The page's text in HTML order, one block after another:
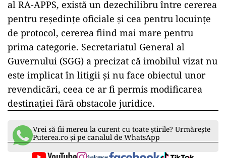
al RA-APPS, există un dezechilibru între cererea
pentru reședințe oficiale și cea pentru locuințe
de protocol, cererea fiind mai mare pentru
prima categorie. Secretariatul General al
Guvernului (SGG) a precizat că imobilul vizat nu
este implicat în litigii și nu face obiectul unor
revendicări, ceea ce ar fi permis modificarea
destinației fără obstacole juridice.
Vrei să fii mereu la curent cu toate știrile? Urmărește
Puterea.ro și pe canalul de WhatsApp